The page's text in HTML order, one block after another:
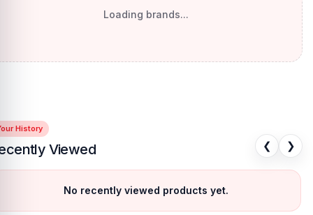
Loading brands...
History
Viewed ❮ ❯
No recently viewed products yet.